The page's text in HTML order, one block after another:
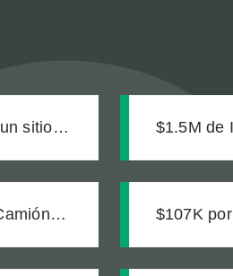
sitio
$1.5M de
$107K